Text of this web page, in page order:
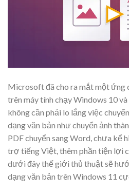
Microsoft đã cho ra mắt một ứng
trên máy tính chạy Windows 10
không cần phải lo lắng việc
dạng văn bản như chuyển ảnh
PDF chuyển sang Word, chưa kể
trợ tiếng Việt, thêm phần tiện lợi
dưới đây thế giới thủ thuật sẽ
dạng văn bản trên Windows 11